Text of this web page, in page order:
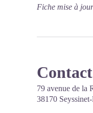
Fiche mise à
Contact
79 avenue de la
38170